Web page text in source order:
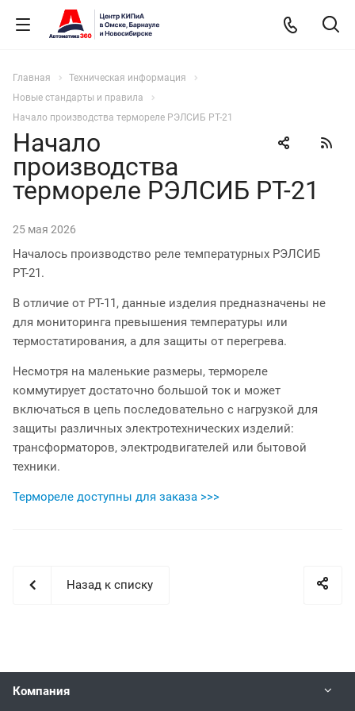
Главная
Техническая информация
Новые стандарты и правила
Начало производства термореле РЭЛСИБ РТ-21
Начало
производства
термореле РЭЛСИБ РТ-21
25 мая 2026
Началось производство реле температурных РЭЛСИБ
РТ-21.
В отличие от РТ-11, данные изделия предназначены не
для мониторинга превышения температуры или
термостатирования, а для защиты от перегрева.
Несмотря на маленькие размеры, термореле
коммутирует достаточно большой ток и может
включаться в цепь последовательно с нагрузкой для
защиты различных электротехнических изделий:
трансформаторов, электродвигателей или бытовой
техники.
Термореле доступны для заказа >>>
Назад к списку
Компания